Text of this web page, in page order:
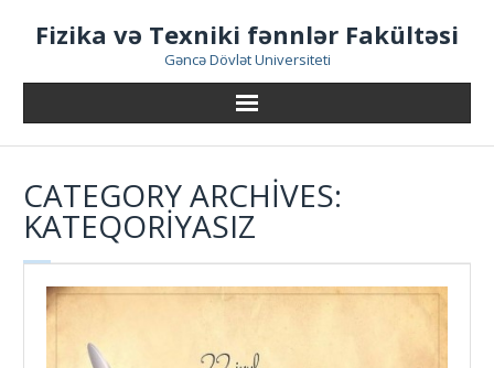
Fizika və Texniki fənnlər Fakültəsi
Gəncə Dövlət Universiteti
CATEGORY ARCHIVES:
KATEQORIYASIZ